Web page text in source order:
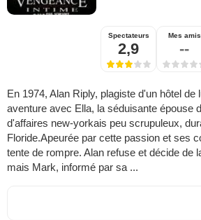
Spectateurs
2,9
Mes amis
--
En 1974, Alan Riply, plagiste d'un hôtel de
aventure avec Ella, la séduisante épouse
d'affaires new-yorkais peu scrupuleux,
Floride.Apeurée par cette passion et ses
tente de rompre. Alan refuse et décide de
mais Mark, informé par sa ...